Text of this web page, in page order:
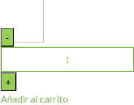
Añadir al carrito